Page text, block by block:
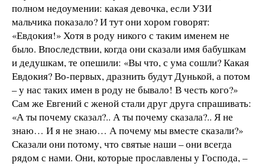
полном недоумении: какая девочка, если УЗИ
мальчика показало? И тут они хором говорят:
«Евдокия!» Хотя в роду никого с таким именем не
было. Впоследствии, когда они сказали имя бабушкам
и дедушкам, те опешили: «Вы что, с ума сошли? Какая
Евдокия? Во-первых, дразнить будут Дунькой, а потом
– у нас таких имен в роду не бывало! В честь кого?»
Сам же Евгений с женой стали друг друга спрашивать:
«А ты почему сказал?.. А ты почему сказала?.. Я не
знаю… И я не знаю… А почему мы вместе сказали?»
Сказали они потому, что святые наши – они всегда
рядом с нами. Они, которые прославлены у Господа, –